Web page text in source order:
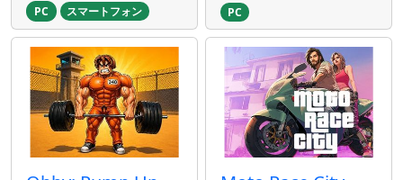
PC スマートフォン PC